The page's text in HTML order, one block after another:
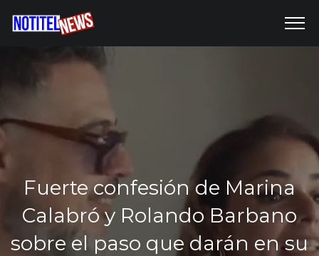
Fuerte confesión de Marina
Calabró y Rolando Barbano
sobre el paso que darán en su